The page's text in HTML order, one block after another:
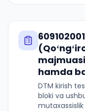
hamda
DTM kirish
bloki va